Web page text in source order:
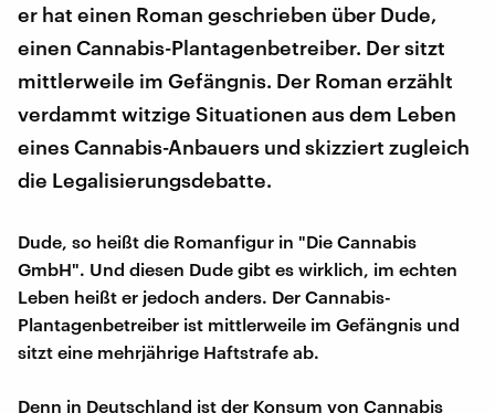
er hat einen Roman geschrieben über Dude,
einen Cannabis-Plantagenbetreiber. Der sitzt
mittlerweile im Gefängnis. Der Roman erzählt
verdammt witzige Situationen aus dem Leben
eines Cannabis-Anbauers und skizziert zugleich
die Legalisierungsdebatte.
Dude, so heißt die Romanfigur in "Die Cannabis
GmbH". Und diesen Dude gibt es wirklich, im echten
Leben heißt er jedoch anders. Der Cannabis-
Plantagenbetreiber ist mittlerweile im Gefängnis und
sitzt eine mehrjährige Haftstrafe ab.
Denn in Deutschland ist der Konsum von Cannabis